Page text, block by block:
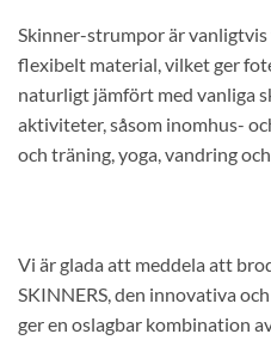
Skinner-strumpor är
flexibelt material, vilket ger
naturligt jämfört med vanliga
aktiviteter, såsom inomhus-
och träning, yoga, vandring
Vi är glada att meddela att
SKINNERS, den innovativa
ger en oslagbar kombination